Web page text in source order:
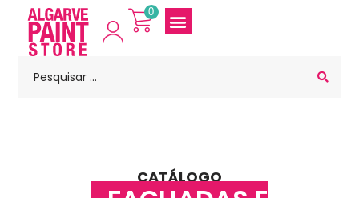
0
CATÁLOGO